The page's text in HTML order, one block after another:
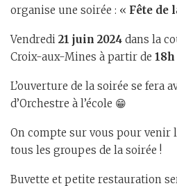
organise une soirée : « Fête de
Vendredi 21 juin 2024 dans la
Croix-aux-Mines à partir de 18h
L’ouverture de la soirée se fera
d’Orchestre à l’école 😁
On compte sur vous pour venir
tous les groupes de la soirée !
Buvette et petite restauration